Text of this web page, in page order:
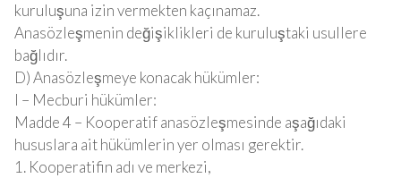
kuruluşuna izin vermekten kaçınamaz.
Anasözleşmenin değişiklikleri de kuruluştaki usullere
bağlıdır.
D) Anasözleşmeye konacak hükümler:
I – Mecburi hükümler:
Madde 4 – Kooperatif anasözleşmesinde aşağıdaki
hususlara ait hükümlerin yer olması gerektir.
1. Kooperatifin adı ve merkezi,